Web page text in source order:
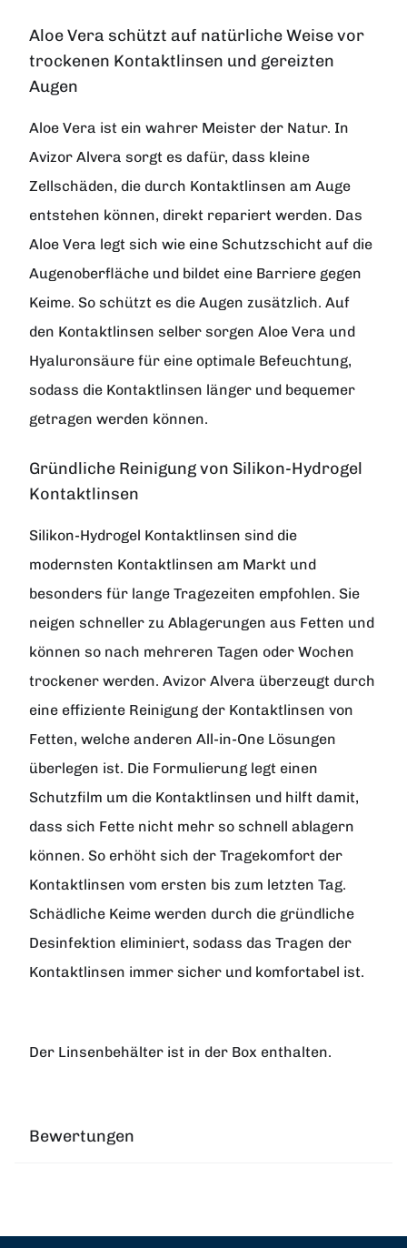
Aloe Vera schützt auf natürliche Weise vor
trockenen Kontaktlinsen und gereizten
Augen
Aloe Vera ist ein wahrer Meister der Natur. In
Avizor Alvera sorgt es dafür, dass kleine
Zellschäden, die durch Kontaktlinsen am Auge
entstehen können, direkt repariert werden. Das
Aloe Vera legt sich wie eine Schutzschicht auf die
Augenoberfläche und bildet eine Barriere gegen
Keime. So schützt es die Augen zusätzlich. Auf
den Kontaktlinsen selber sorgen Aloe Vera und
Hyaluronsäure für eine optimale Befeuchtung,
sodass die Kontaktlinsen länger und bequemer
getragen werden können.
Gründliche Reinigung von Silikon-Hydrogel
Kontaktlinsen
Silikon-Hydrogel Kontaktlinsen sind die
modernsten Kontaktlinsen am Markt und
besonders für lange Tragezeiten empfohlen. Sie
neigen schneller zu Ablagerungen aus Fetten und
können so nach mehreren Tagen oder Wochen
trockener werden. Avizor Alvera überzeugt durch
eine effiziente Reinigung der Kontaktlinsen von
Fetten, welche anderen All-in-One Lösungen
überlegen ist. Die Formulierung legt einen
Schutzfilm um die Kontaktlinsen und hilft damit,
dass sich Fette nicht mehr so schnell ablagern
können. So erhöht sich der Tragekomfort der
Kontaktlinsen vom ersten bis zum letzten Tag.
Schädliche Keime werden durch die gründliche
Desinfektion eliminiert, sodass das Tragen der
Kontaktlinsen immer sicher und komfortabel ist.
Der Linsenbehälter ist in der Box enthalten.
Bewertungen